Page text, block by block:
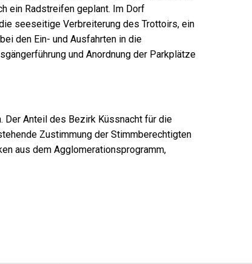
ein Radstreifen geplant. Im Dorf
seeseitige Verbreiterung des Trottoirs, ein
den Ein- und Ausfahrten in die
und Anordnung der Parkplätze
Der Anteil des Bezirk Küssnacht für die
Zustimmung der Stimmberechtigten
aus dem Agglomerationsprogramm,